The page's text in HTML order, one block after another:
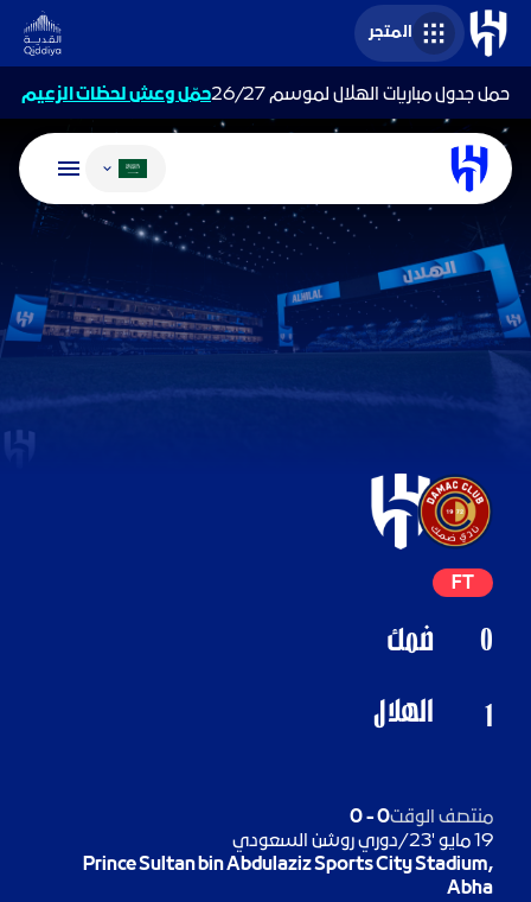
المتجر
حمل جدول مباريات الهلال لموسم 26/27 حمّل وعش لحظات الزعيم
تغيير اللغة
ضمك
الهلال
FT
0
1
منتصف الوقت0
-
0
19 مايو '23
/دوري روشن السعودي
Prince Sultan bin Abdulaziz Sports City Stadium,
Abha